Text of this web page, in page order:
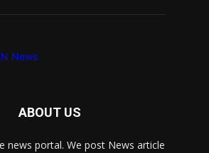
ABOUT US
news portal. We post News article